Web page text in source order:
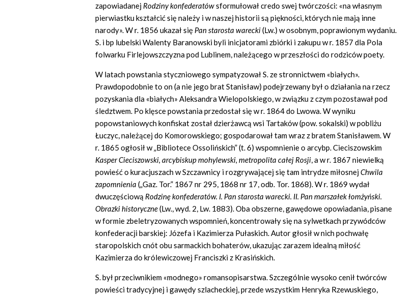
zapowiadanej Rodziny konfederatówsformułował credo swej twórczości: «na własnym
pierwiastku kształcić się należy i w naszej historii są piękności, których nie mają inne
narody». W r. 1856 ukazał się Pan starosta warecki(Lw.) w osobnym, poprawionym wydaniu.
S. i bp lubelski Walenty Baranowski byli inicjatorami zbiórki i zakupu w r. 1857 dla Pola
folwarku Firlejowszczyzna pod Lublinem, należącego w przeszłości do rodziców poety.
W latach powstania styczniowego sympatyzował S. ze stronnictwem «białych».
Prawdopodobnie to on (a nie jego brat Stanisław) podejrzewany był o działania na rzecz
pozyskania dla «białych» Aleksandra Wielopolskiego, w związku z czym pozostawał pod
śledztwem. Po klęsce powstania przedostał się w r. 1864 do Lwowa. W wyniku
popowstaniowych konfiskat został dzierżawcą wsi Tartaków (pow. sokalski) w pobliżu
Łuczyc, należącej do Komorowskiego; gospodarował tam wraz z bratem Stanisławem. W
r. 1865 ogłosił w „Bibliotece Ossolińskich” (t. 6) wspomnienie o arcybp. Cieciszowskim
Kasper Cieciszowski, arcybiskup mohylewski, metropolita całej Rosji, a w r. 1867 niewielką
powieść o kuracjuszach w Szczawnicy i rozgrywającej się tam intrydze miłosnejChwila
zapomnienia („Gaz. Tor.” 1867 nr 295, 1868 nr 17, odb. Tor. 1868). W r. 1869 wydał
dwuczęściową Rodzinękonfederatów. I. Pan starosta warecki. II. Pan marszałekłomżyński.
Obrazki historyczne(Lw., wyd. 2, Lw. 1883). Oba obszerne, gawędowe opowiadania, pisane
w formie zbeletryzowanych wspomnień, koncentrowały się na sylwetkach przywódców
konfederacji barskiej: Józefa i Kazimierza Pułaskich. Autor głosił w nich pochwałę
staropolskich cnót obu sarmackich bohaterów, ukazując zarazem idealną miłość
Kazimierza do królewiczowej Franciszki z Krasińskich.
S. był przeciwnikiem «modnego» romansopisarstwa. Szczególnie wysoko cenił twórców
powieści tradycyjnej i gawędy szlacheckiej, przede wszystkim Henryka Rzewuskiego,